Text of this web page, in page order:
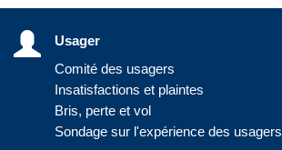
Usager
Comité des usagers
Insatisfactions et plaintes
Bris, perte et vol
Sondage sur l'expérience des usagers